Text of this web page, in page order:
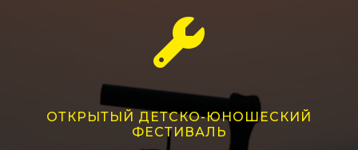
ОТКРЫТЫЙ ДЕТСКО-ЮНОШЕСКИЙ
ФЕСТИВАЛЬ